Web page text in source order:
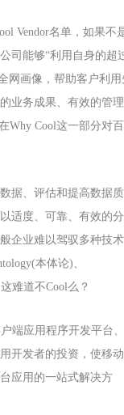
Vendor名单，如果不
司能够“利用自身的超
网画像，帮助客户利用
业务成果、有效的管理
Why Cool这一部分对百
据、评估和提高数据质
适度、可靠、有效的分
企业难以驾驭多种技术
本体论)、
难道不Cool么？
端应用程序开发平台、
开发者的投资，使移动
应用的一站式解决方